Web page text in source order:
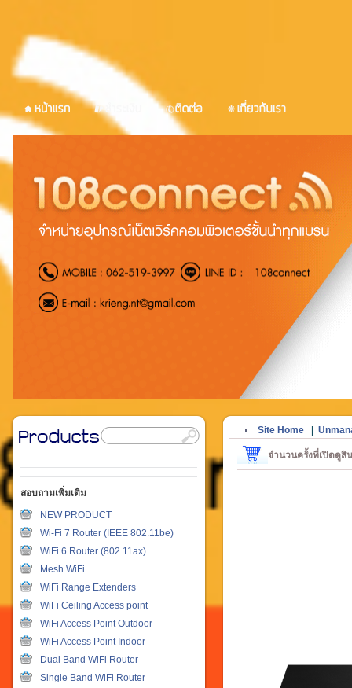
สอบถามเพิ่มเติม
NEW PRODUCT
Wi-Fi 7 Router (IEEE 802.11be)
WiFi 6 Router (802.11ax)
Mesh WiFi
WiFi Range Extenders
WiFi Ceiling Access point
WiFi Access Point Outdoor
WiFi Access Point Indoor
Dual Band WiFi Router
Single Band WiFi Router
Site Home
จำนวนครั้งที่เปิดดูสิ